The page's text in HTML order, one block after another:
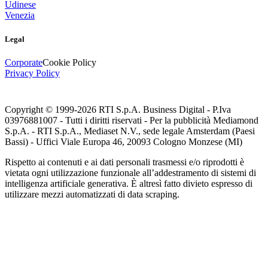
Udinese
Venezia
Legal
CorporateCookie Policy
Privacy Policy
Copyright © 1999-2026 RTI S.p.A. Business Digital - P.Iva
03976881007 - Tutti i diritti riservati - Per la pubblicità Mediamond
S.p.A. - RTI S.p.A., Mediaset N.V., sede legale Amsterdam (Paesi
Bassi) - Uffici Viale Europa 46, 20093 Cologno Monzese (MI)
Rispetto ai contenuti e ai dati personali trasmessi e/o riprodotti è
vietata ogni utilizzazione funzionale all’addestramento di sistemi di
intelligenza artificiale generativa. È altresì fatto divieto espresso di
utilizzare mezzi automatizzati di data scraping.